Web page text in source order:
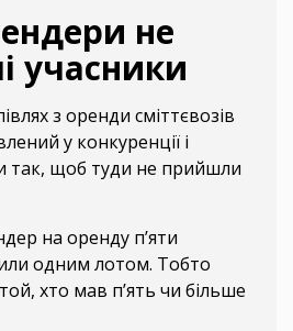
не
учасники
з оренди сміттєвозів
у конкуренції і
так, щоб туди не прийшли
на оренду п’яти
одним лотом. Тобто
хто мав п’ять чи більше